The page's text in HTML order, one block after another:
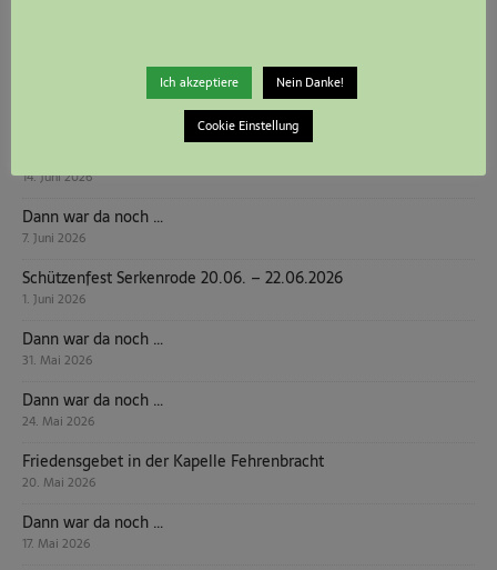
Jona Mertens neuer Jungschützenkönig
14. Juni 2026
Dann war da noch …
7. Juni 2026
Schützenfest Serkenrode 20.06. – 22.06.2026
1. Juni 2026
Dann war da noch …
31. Mai 2026
Dann war da noch …
24. Mai 2026
Friedensgebet in der Kapelle Fehrenbracht
20. Mai 2026
Dann war da noch …
17. Mai 2026
Ich akzeptiere Nein Danke!
Cookie Einstellung